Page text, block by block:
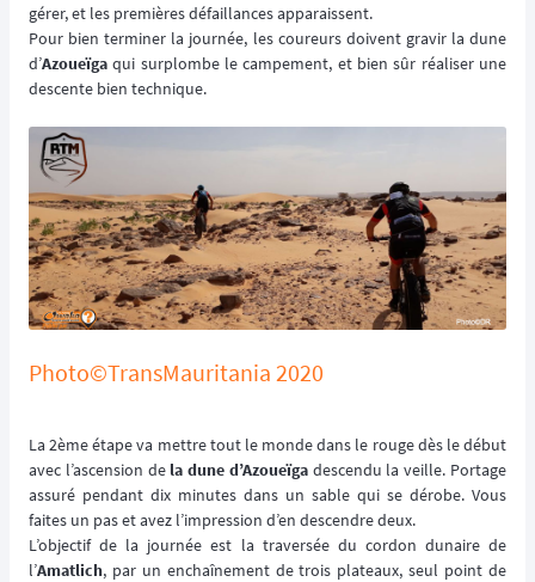
gérer, et les premières défaillances apparaissent.
Pour bien terminer la journée, les coureurs doivent gravir la dune
d’Azoueïga qui surplombe le campement, et bien sûr réaliser une
descente bien technique.
Photo©TransMauritania 2020
La 2ème étape va mettre tout le monde dans le rouge dès le début
avec l’ascension de la dune d’Azoueïgadescendu la veille. Portage
assuré pendant dix minutes dans un sable qui se dérobe. Vous
faites un pas et avez l’impression d’en descendre deux.
L’objectif de la journée est la traversée du cordon dunaire de
l’Amatlich, par un enchaînement de trois plateaux, seul point de